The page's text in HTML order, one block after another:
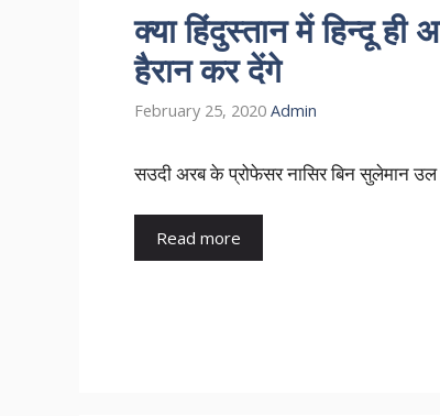
क्या हिंदुस्तान में हिन्दू
हैरान कर देंगे
February 25, 2020 Admin
सउदी अरब के प्रोफेसर नासिर बिन सुलेमान
Read more